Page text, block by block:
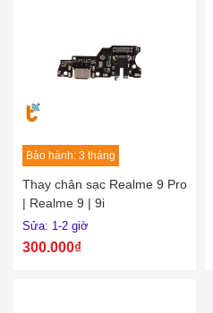
Bảo hành: 3 tháng
Thay chân sạc Realme 9 Pro
| Realme 9 | 9i
Sửa: 1-2 giờ
300.000₫